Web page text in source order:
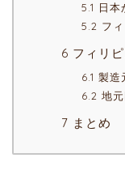
5.1 日本
5.2 フ
6 フィリ
6.1 製造
6.2 地
7 まとめ